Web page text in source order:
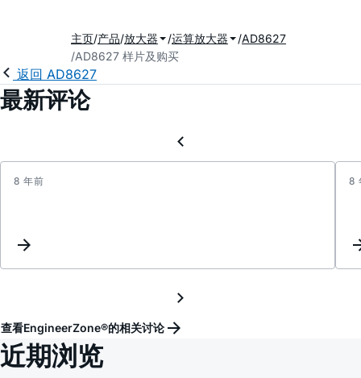
主页 产品 放大器 运算放大器
AD8627
AD8627 样片及购买
返回 AD8627
最新评论
8 年前 8
查看EngineerZone®的相关讨论
近期浏览